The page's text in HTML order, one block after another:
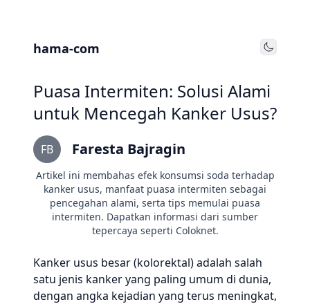
hama-com Toggle
Puasa Intermiten: Solusi Alami
untuk Mencegah Kanker Usus?
FB Faresta Bajragin
Artikel ini membahas efek konsumsi soda terhadap
kanker usus, manfaat puasa intermiten sebagai
pencegahan alami, serta tips memulai puasa
intermiten. Dapatkan informasi dari sumber
tepercaya seperti Coloknet.
Kanker usus besar (kolorektal) adalah salah
satu jenis kanker yang paling umum di dunia,
dengan angka kejadian yang terus meningkat,